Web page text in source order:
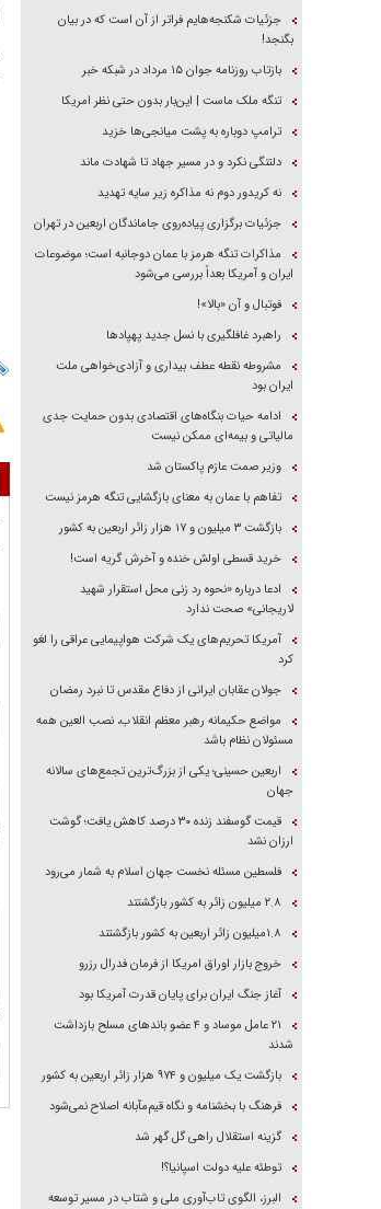
جزئیات شکنجه‌هایم فراتر از آن است که در بیان
بگنجد!
بازتاب روزنامه جوان ۱۵ مرداد در شبکه خبر
تنگه ملک ماست | این‌بار بدون حتی نظر امریکا
ترامپ دوباره به پشت میانجی‌ها خزید
دلتنگی نکرد و در مسیر جهاد تا شهادت ماند
نه کریدور دوم نه مذاکره زیر سایه تهدید
جزئیات برگزاری پیاده‌روی جاماندگان اربعین در تهران
مذاکرات تنگه هرمز با عمان دوجانبه است؛ موضوعات
ایران و آمریکا بعداً بررسی می‌شود
فوتبال و آن «بالا»!
راهبرد غافلگیری با نسل جدید پهپاد‌ها
مشروطه نقطه عطف بیداری و آزادی‌خواهی ملت
ایران بود
ادامه حیات بنگاه‌های اقتصادی بدون حمایت جدی
مالیاتی و بیمه‌ای ممکن نیست
وزیر صمت عازم پاکستان شد
تفاهم با عمان به معنای بازگشایی تنگه هرمز نیست
بازگشت ۳ میلیون و ۱۷ هزار زائر اربعین به کشور
خرید قسطی اولش خنده و آخرش گریه است!
ادعا درباره «نحوه رد زنی محل استقرار شهید
لاریجانی» صحت ندارد
آمریکا تحریم‌های یک شرکت هواپیمایی عراقی را لغو
کرد
جولان عقابان ایرانی از دفاع مقدس تا نبرد رمضان
مواضع حکیمانه رهبر معظم انقلاب، نصب العین همه
مسئولان نظام باشد
اربعین حسینی؛ یکی از بزرگ‌ترین تجمع‌های سالانه
جهان
قیمت گوسفند زنده ۳۰ درصد کاهش یافت؛ گوشت
ارزان نشد
فلسطین مسئله نخست جهان اسلام به شمار می‌رود
۲.۸ میلیون زائر به کشور بازگشتند
۱.۸میلیون زائر اربعین به کشور بازگشتند
خروج بازار اوراق امریکا از فرمان فدرال رزرو
آغاز جنگ ایران برای پایان قدرت آمریکا بود
۲۱ عامل موساد و ۴ عضو باند‌های مسلح بازداشت
شدند
بازگشت یک میلیون و ۹۷۴ هزار زائر اربعین به کشور
فرهنگ با بخشنامه و نگاه قیم‌مآبانه اصلاح نمی‌شود
گزینه استقلال راهی گل گهر شد
توطئه علیه دولت اسپانیا؟!
البرز، الگوی تاب‌آوری ملی و شتاب در مسیر توسعه